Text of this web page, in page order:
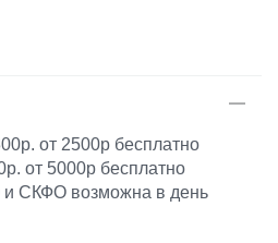
от 2500р бесплатно
от 5000р бесплатно
СКФО возможна в день